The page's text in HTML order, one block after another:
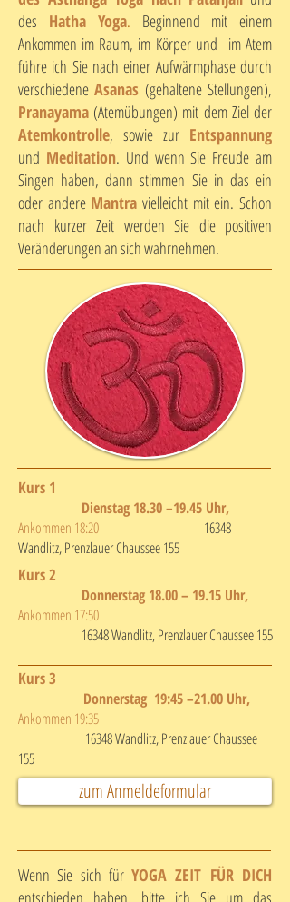
des Hatha Yoga. Beginnend mit einem
Ankommen im Raum, im Körper und im Atem
führe ich Sie nach einer Aufwärmphase durch
verschiedene Asanas (gehaltene Stellungen),
Pranayama (Atemübungen) mit dem Ziel der
Atemkontrolle, sowie zur Entspannung
und Meditation. Und wenn Sie Freude am
Singen haben, dann stimmen Sie in das ein
oder andere Mantra vielleicht mit ein. Schon
nach kurzer Zeit werden Sie die positiven
Veränderungen an sich wahrnehmen.
Kurs 1
Dienstag 18.30 –19.45 Uhr,
Ankommen 18:20
16348
Wandlitz, Prenzlauer Chaussee 155
Kurs 2
Donnerstag 18.00 – 19.15 Uhr,
Ankommen 17:50
16348 Wandlitz, Prenzlauer Chaussee 155
Kurs 3
Donnerstag 19:45 –21.00 Uhr,
Ankommen 19:35
16348 Wandlitz, Prenzlauer Chaussee
155
zum Anmeldeformular
Wenn Sie sich fürYOGA ZEIT FÜR DICH
entschieden haben, bitte ich Sie um das